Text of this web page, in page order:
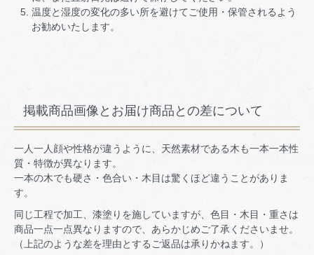
温度と湿度の変化の多い所を避けてご使用・保管されるよう
お勧めいたします。
掲載商品画像とお届け商品との差について
一人一人顔や性格が違うように、天然素材である木も一本一本性
質・特徴が異なります。
一本の木でも硬さ・色合い・木目は驚くほど違うことがありま
す。
同じ工程で加工、漆塗りを施していますが、色目・木目・重さは
商品一点一点異なりますので、あらかじめご了承くださいませ。
（上記のような差を理由とするご返品は承りかねます。）